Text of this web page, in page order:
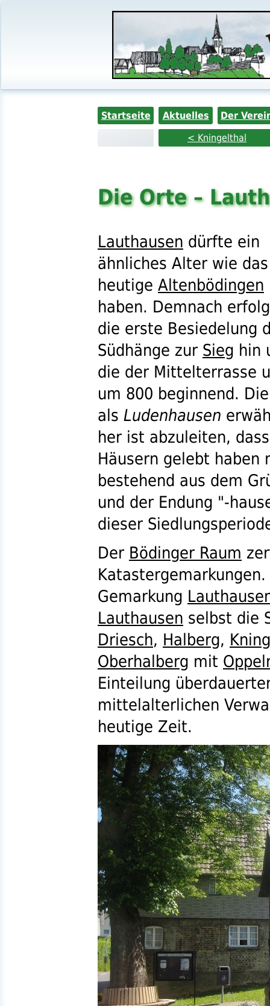
Startseite Aktuelles
Der
< Kningelthal
Die Orte –
Lauthausen dürfte ein
ähnliches Alter wie das
heutige Altenbödingen
haben. Demnach
die erste Besiedelung
Südhänge zur Sieg hin
die der Mittelterrasse
um 800 beginnend.
als Ludenhausen
her ist abzuleiten,
Häusern gelebt haben
bestehend aus dem
und der Endung "-
dieser
Der Bödinger Raum
Gemarkung
Lauthausen selbst die
Driesch, Halberg,
Oberhalberg mit
Einteilung
mittelalterlichen
heutige Zeit.